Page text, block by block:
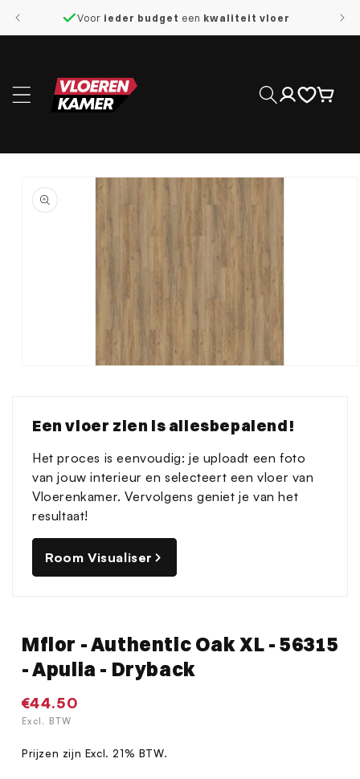
naar de
Voor ieder budget een kwaliteit vloer
Inloggen
modaal
Een vloer zien is allesbepalend!
Het proces is eenvoudig: je uploadt een foto
van jouw interieur en selecteert een vloer van
Vloerenkamer. Vervolgens geniet je van het
resultaat!
Room Visualiser
Mflor - Authentic Oak XL - 56315
- Apulia - Dryback
Normale
prijs
€44.50
Excl. BTW
Prijzen zijn Excl. 21% BTW.